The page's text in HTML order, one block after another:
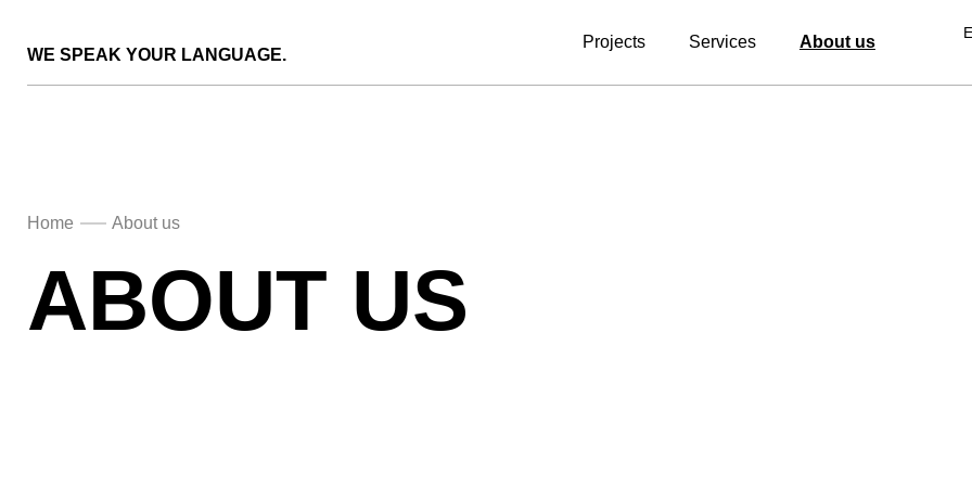
WE SPEAK YOUR LANGUAGE.
Projects Services About us
Home About us
ABOUT US